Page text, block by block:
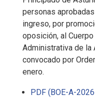
personas
ingreso, por
oposición, al
Administrativa de la
convocado por
enero.
PDF (BOE-A-